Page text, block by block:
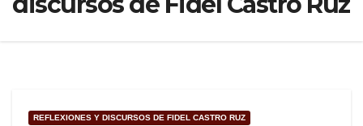
REFLEXIONES Y DISCURSOS DE FIDEL CASTRO RUZ